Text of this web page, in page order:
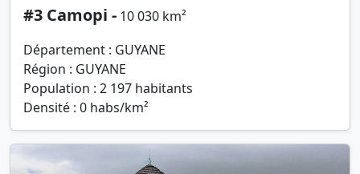
#3 Camopi - 10 030 km²
Département : GUYANE
Région : GUYANE
Population : 2 197 habitants
Densité : 0 habs/km²